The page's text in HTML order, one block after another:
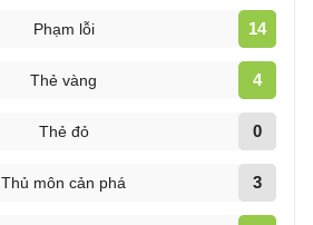
Phạm lỗi 14
Thẻ vàng 4
Thẻ đỏ 0
Thủ môn cản phá 3